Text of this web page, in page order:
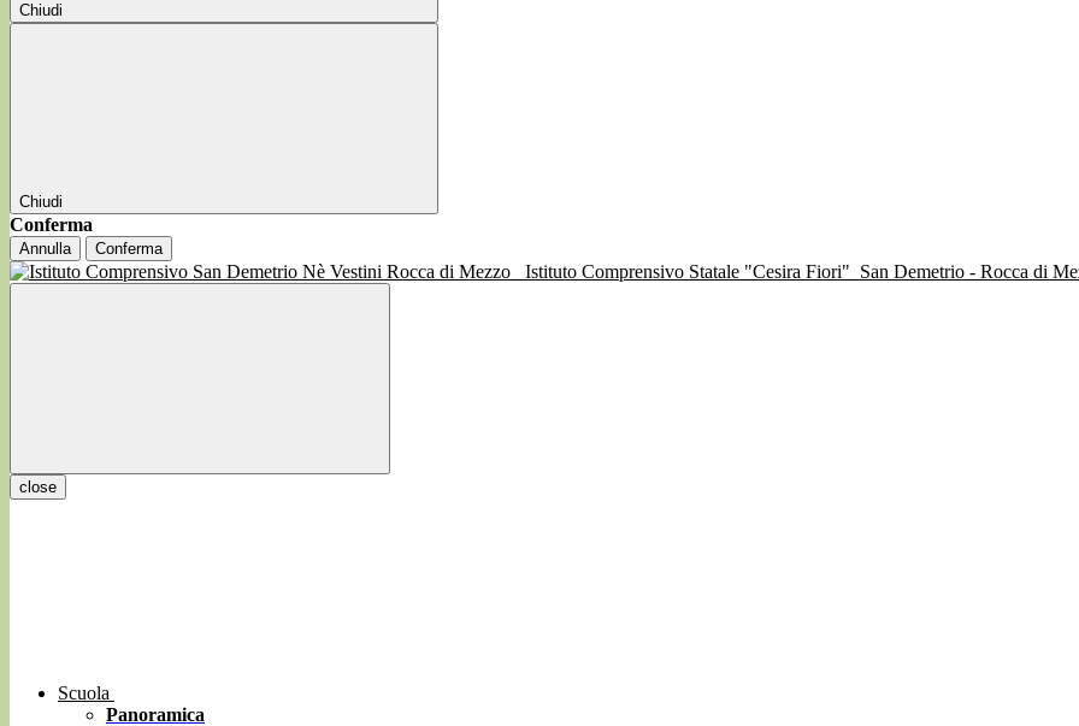
Chiudi
Chiudi
Conferma
Annulla Conferma
Istituto Comprensivo Statale "Cesira Fiori" San Demetrio - Rocca di
close
Scuola
Panoramica